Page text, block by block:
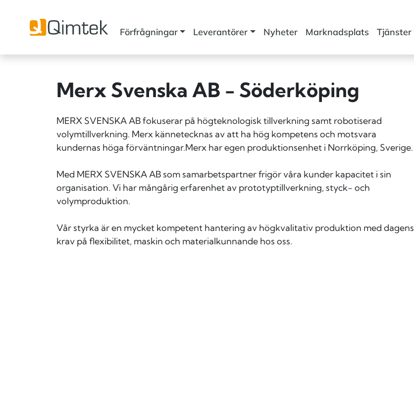
Förfrågningar Leverantörer Nyheter Marknadsplats Tjänster
Merx Svenska AB - Söderköping
MERX SVENSKA AB fokuserar på högteknologisk tillverkning samt robotiserad
volymtillverkning. Merx kännetecknas av att ha hög kompetens och motsvara
kundernas höga förväntningar.Merx har egen produktionsenhet i Norrköping, Sverige.
Med MERX SVENSKA AB som samarbetspartner frigör våra kunder kapacitet i sin
organisation. Vi har mångårig erfarenhet av prototyptillverkning, styck- och
volymproduktion.
Vår styrka är en mycket kompetent hantering av högkvalitativ produktion med dagens
krav på flexibilitet, maskin och materialkunnande hos oss.